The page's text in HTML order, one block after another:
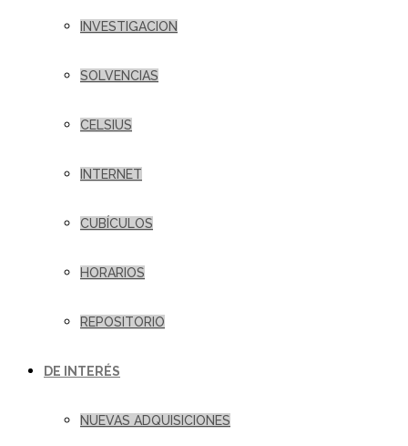
INVESTIGACION
SOLVENCIAS
CELSIUS
INTERNET
CUBÍCULOS
HORARIOS
REPOSITORIO
DE INTERÉS
NUEVAS ADQUISICIONES